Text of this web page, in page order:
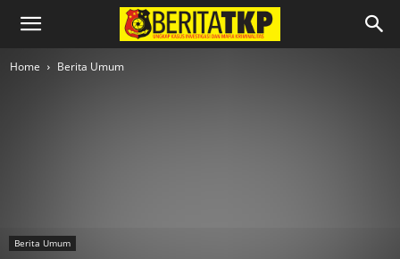
Home Berita Umum
Berita Umum